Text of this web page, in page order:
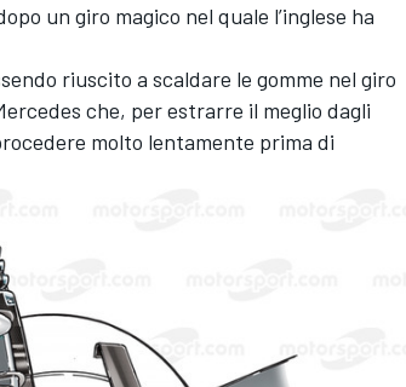
un giro magico nel quale l’inglese ha
riuscito a scaldare le gomme nel giro
che, per estrarre il meglio dagli
molto lentamente prima di